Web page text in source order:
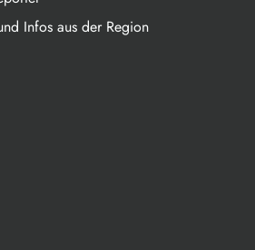
Infos aus der Region